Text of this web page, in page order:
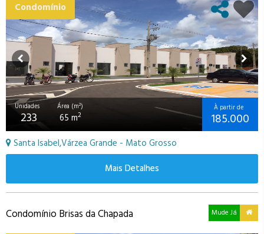
Condomínio
Unidades
233
Área (m²)
65 m2
À partir de
185.000
Santa Isabel,Várzea Grande - Mato Grosso
Mais Detalhes
Condomínio Brisas da Chapada Mude Já